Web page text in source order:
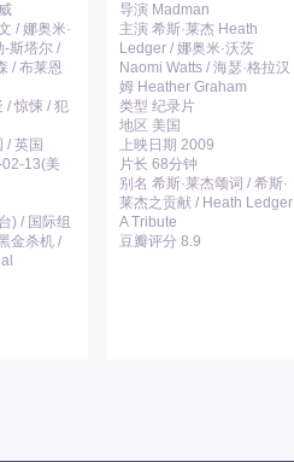
/ 娜奥米·
-斯塔尔 /
/ 布莱恩
/ 惊悚 / 犯
/ 英国
02-13(美
) / 国际组
金杀机 /
导演 Madman
主演 希斯·莱杰 Heath
Ledger / 娜奥米·沃茨
Naomi Watts / 海瑟·格拉汉
姆 Heather Graham
类型 纪录片
地区 美国
上映日期 2009
片长 68分钟
别名 希斯·莱杰颂词 / 希斯·
莱杰之贡献 / Heath Ledger
A Tribute
豆瓣评分 8.9